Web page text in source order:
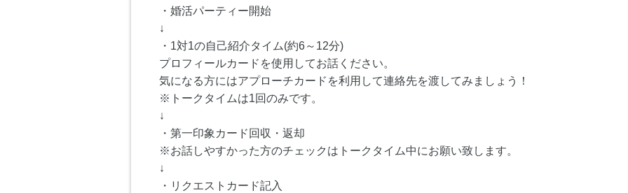
・婚活パーティー開始
↓
・1対1の自己紹介タイム(約6～12分)
プロフィールカードを使用してお話ください。
気になる方にはアプローチカードを利用して連絡先を渡してみましょう！
※トークタイムは1回のみです。
↓
・第一印象カード回収・返却
※お話しやすかった方のチェックはトークタイム中にお願い致します。
↓
・リクエストカード記入